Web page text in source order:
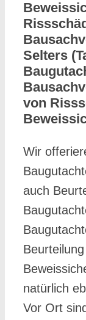
Selters
von
Wir
auch
natürlich
Vor Ort